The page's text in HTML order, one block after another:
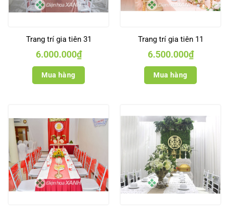
Trang trí gia tiên 31
6.000.000₫
Mua hàng
Trang trí gia tiên 11
6.500.000₫
Mua hàng